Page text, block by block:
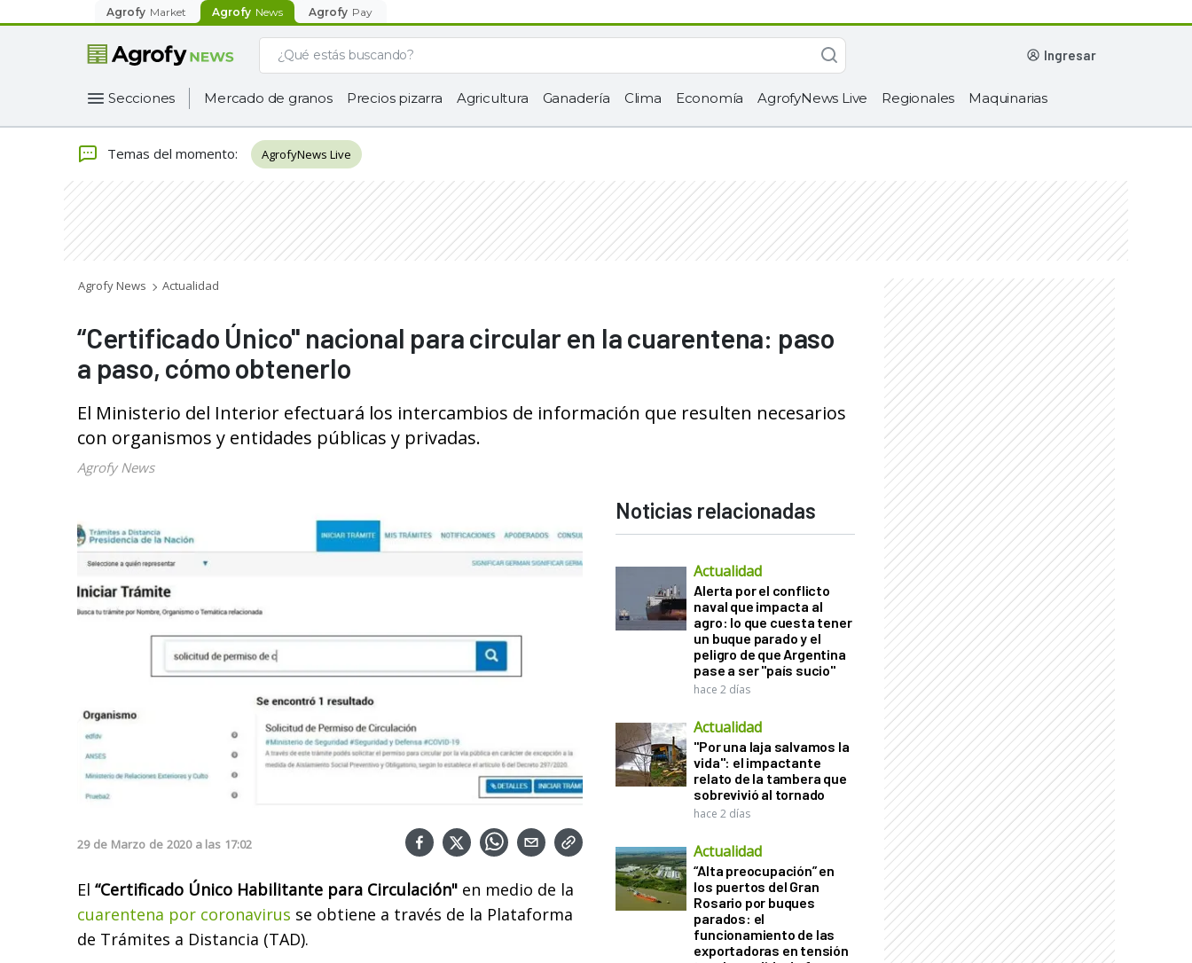
Agrofy Market Agrofy News Agrofy Pay
ingresar
Secciones Mercado de granos Precios pizarra Agricultura Ganadería Clima Economía AgrofyNews Live Regionales Maquinarias
Temas del momento: AgrofyNews Live
Agrofy News Actualidad
“Certificado Único" nacional para circular en la cuarentena: paso
a paso, cómo obtenerlo
El Ministerio del Interior efectuará los intercambios de información que resulten necesarios
con organismos y entidades públicas y privadas.
Agrofy News
29 de Marzo de 2020 a las 17:02
El “Certificado Único Habilitante para Circulación" en medio de la
cuarentena por coronavirus se obtiene a través de la Plataforma
de Trámites a Distancia (TAD).
Noticias relacionadas
Actualidad
Alerta por el conflicto
naval que impacta al
agro: lo que cuesta tener
un buque parado y el
peligro de que Argentina
pase a ser "país sucio"
hace 2 días
Actualidad
"Por una laja salvamos la
vida": el impactante
relato de la tambera que
sobrevivió al tornado
hace 2 días
Actualidad
“Alta preocupación” en
los puertos del Gran
Rosario por buques
parados: el
funcionamiento de las
exportadoras en tensión